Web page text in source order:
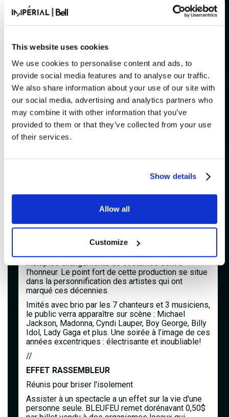
This website uses cookies
We use cookies to personalise content and ads, to
provide social media features and to analyse our traffic.
We also share information about your use of our site with
our social media, advertising and analytics partners who
may combine it with other information that you’ve
provided to them or that they’ve collected from your use
of their services.
Show details
Allow all
Customize
DECEMBER 4, 2026
SATURDAY
DECEMBER 12, 2026 17H30
Alter Ego est une revue musicale des années 70,
les plus grand succès du répertoire pop, rock et
disco. L’énergie, la musique, la danse et les
multiples changements de costumes sont à
l’honneur. Le point fort de cette production se situe
dans la personnification des artistes qui ont
marqué ces décennies.
Imités avec brio par les 7 chanteurs et 3 musiciens,
le public verra apparaître sur scène : Michael
Jackson, Madonna, Cyndi Lauper, Boy George, Billy
Idol, Lady Gaga et plus. Une soirée à l’image de ces
années excentriques : électrisante et inoubliable!
//
EFFET RASSEMBLEUR
Réunis pour briser l'isolement
Assister à un spectacle a un effet sur la vie d'une
personne seule. BLEUFEU remet dorénavant 0,50$